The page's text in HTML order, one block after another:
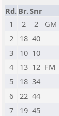
Rd. Br.Snr
1
2 2 GM
2
18 40
3
10 10
4
13 12 FM
5
18 34
6
22 44
7
19 45